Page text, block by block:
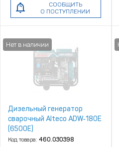
СООБЩИТЬ
О ПОСТУПЛЕНИИ
Дизельный генератор
сварочный Alteco ADW‑180E
(6500Е)
Код товара: 460.030398